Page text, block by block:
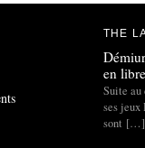
THE
en
Suite au
ses jeux
sont […]